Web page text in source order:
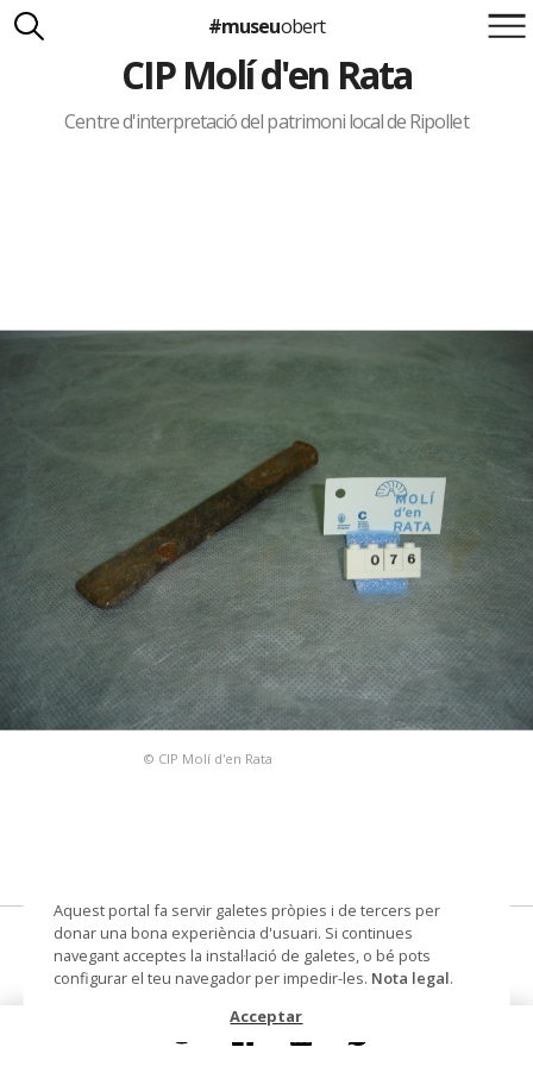
Suma't a la iniciativa
Carlota Royo
Francesca Barcellona
#museuobert
CIP Molí d'en Rata
Centre d'interpretació del patrimoni local de Ripollet
© CIP Molí d'en Rata
cisell
Datació segle XX
Aquest portal fa servir galetes pròpies i de tercers per
donar una bona experiència d'usuari. Si continues
navegant acceptes la instal·lació de galetes, o bé pots
configurar el teu navegador per impedir-les. Nota legal.
Acceptar